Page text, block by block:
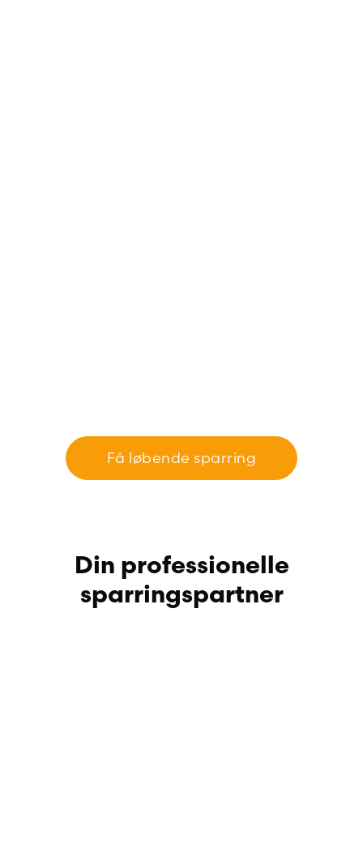
Få løbende sparring
Din professionelle
sparringspartner